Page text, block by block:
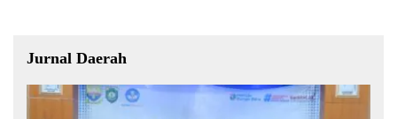
Jurnal Daerah